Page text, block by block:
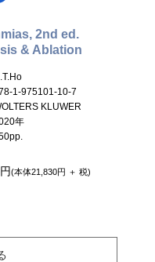
2nd ed.
& Ablation
1-975101-10-7
KLUWER
年
(本体21,830円 ＋ 税)